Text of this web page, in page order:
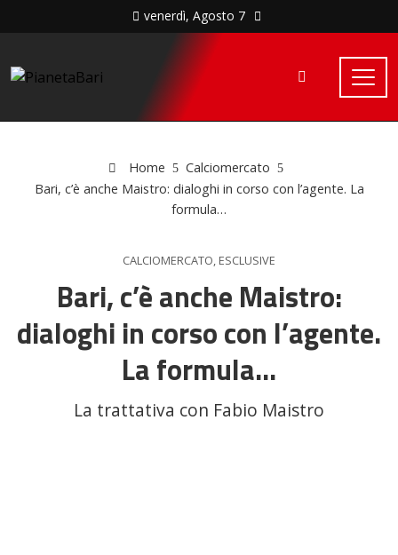
venerdì, Agosto 7
Home
Calciomercato
Bari, c’è anche Maistro: dialoghi in corso con l’agente. La
formula…
CALCIOMERCATO, ESCLUSIVE
Bari, c’è anche Maistro:
dialoghi in corso con l’agente.
La formula…
La trattativa con Fabio Maistro